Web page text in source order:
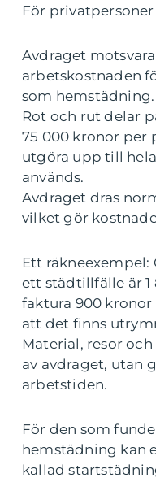
För
Avdraget
arbetskostnaden
som hemstädning.
Rot och rut delar
75 000 kronor per
utgöra upp till
används.
Avdraget dras
vilket gör
Ett
ett städtillfälle är
faktura 900
att det finns
Material, resor
av avdraget, utan
arbetstiden.
För den som
hemstädning kan
kallad